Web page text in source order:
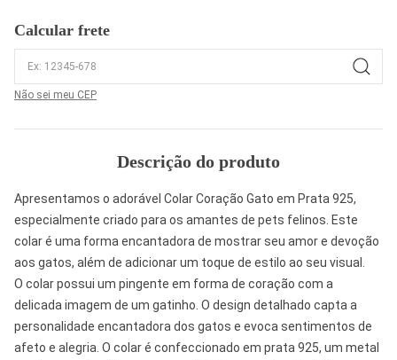
Calcular frete
Não sei meu CEP
Descrição do produto
Apresentamos o adorável Colar Coração Gato em Prata 925,
especialmente criado para os amantes de pets felinos. Este
colar é uma forma encantadora de mostrar seu amor e devoção
aos gatos, além de adicionar um toque de estilo ao seu visual.
O colar possui um pingente em forma de coração com a
delicada imagem de um gatinho. O design detalhado capta a
personalidade encantadora dos gatos e evoca sentimentos de
afeto e alegria. O colar é confeccionado em prata 925, um metal